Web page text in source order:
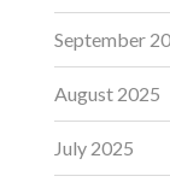
September
August 2025
July 2025